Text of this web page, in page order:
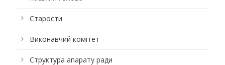
Старости
Виконавчий комітет
Структура апарату ради